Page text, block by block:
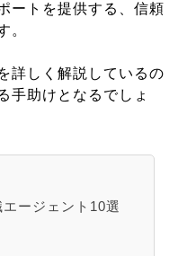
ートを提供する、信頼
。
詳しく解説しているの
手助けとなるでしょ
ージェント10選